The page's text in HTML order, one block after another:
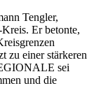
Tengler,
Er betonte,
zu einer stärkeren
sei
und die